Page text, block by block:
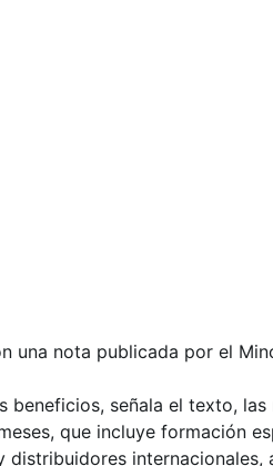
una nota publicada por el
beneficios, señala el texto,
que incluye formación
distribuidores